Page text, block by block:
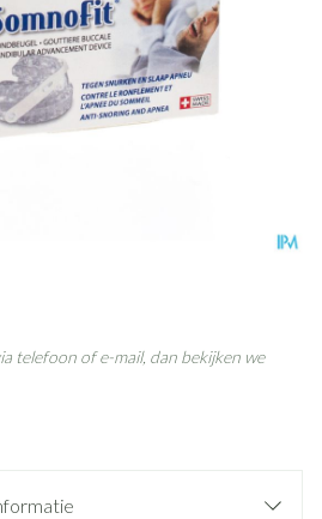
telefoon of e-mail, dan bekijken we